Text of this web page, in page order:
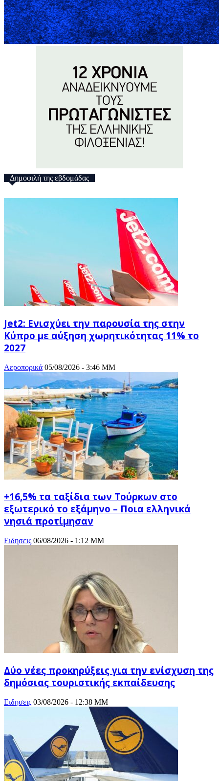
Δημοφιλή της εβδομάδας
Jet2: Ενισχύει την παρουσία της στην
Κύπρο με αύξηση χωρητικότητας 11% το
2027
Αεροπορικά 05/08/2026 - 3:46 ΜΜ
+16,5% τα ταξίδια των Τούρκων στο
εξωτερικό το εξάμηνο – Ποια ελληνικά
νησιά προτίμησαν
Ειδησεις 06/08/2026 - 1:12 ΜΜ
Δύο νέες προκηρύξεις για την ενίσχυση της
δημόσιας τουριστικής εκπαίδευσης
Ειδησεις 03/08/2026 - 12:38 ΜΜ